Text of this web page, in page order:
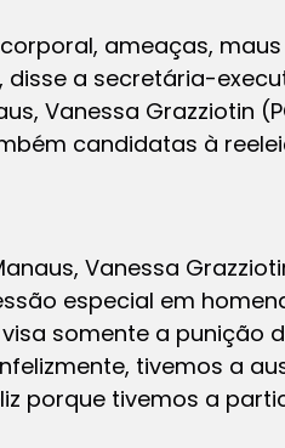
ameaças,
disse a secretária-
Vanessa Grazziotin
candidatas à
Vanessa
especial em
somente a punição
tivemos a
porque tivemos a